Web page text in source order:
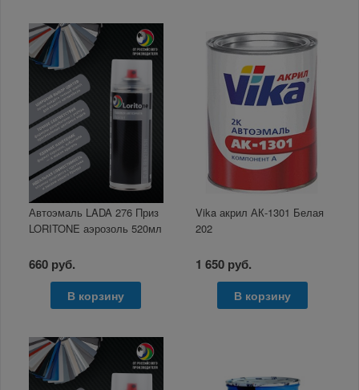
Автоэмаль LADA 276 Приз
LORITONE аэрозоль 520мл
660 руб.
В корзину
Vika акрил АК-1301 Белая
202
1 650 руб.
В корзину